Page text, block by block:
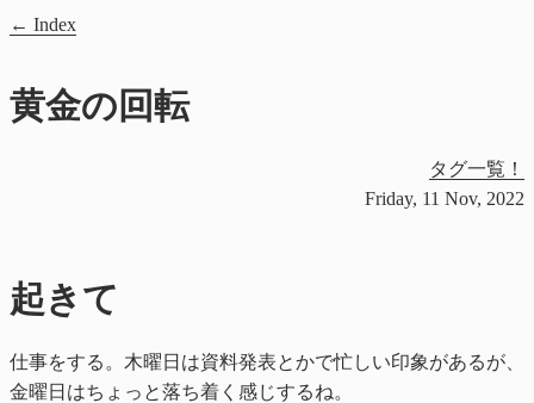
Index
黄金の回転
タグ一覧！
Friday, 11 Nov, 2022
起きて
仕事をする。木曜日は資料発表とかで忙しい印象があるが、
金曜日はちょっと落ち着く感じするね。